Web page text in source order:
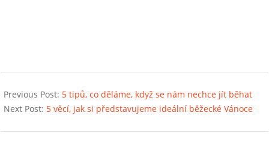
12-
20
Previous Post: 5 tipů, co děláme, když se nám nechce jít běhat
Next Post: 5 věcí, jak si představujeme ideální běžecké Vánoce